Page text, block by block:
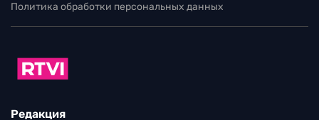
Политика обработки персональных данных
Редакция